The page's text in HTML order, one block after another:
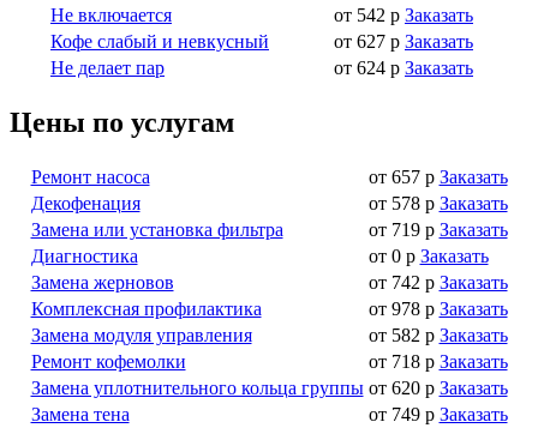
Не включается
от 542 р Заказать
Кофе слабый и невкусный
от 627 р Заказать
Не делает пар
от 624 р Заказать
Цены по услугам
Ремонт насоса от 657 р Заказать
Декофенация
от 578 р Заказать
Замена или установка фильтра
от 719 р Заказать
Диагностика
от 0 р Заказать
Замена жерновов
от 742 р Заказать
Комплексная профилактика
от 978 р Заказать
Замена модуля управления
от 582 р Заказать
Ремонт кофемолки
от 718 р Заказать
Замена уплотнительного кольца группы от 620 р Заказать
Замена тена
от 749 р Заказать